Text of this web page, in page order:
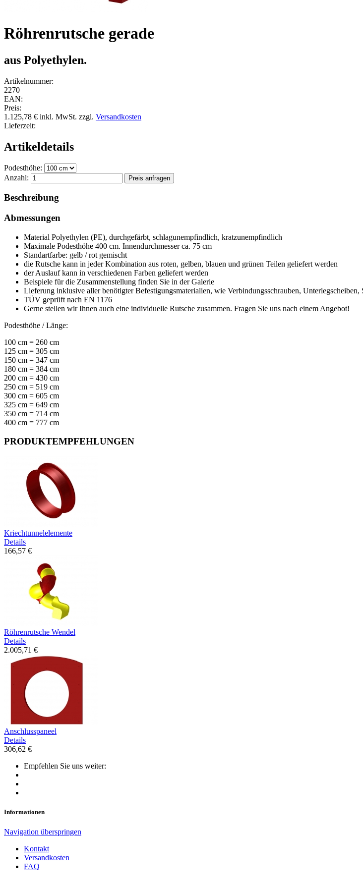
Röhrenrutsche gerade
aus Polyethylen.
Artikelnummer:
2270
EAN:
Preis:
1.125,78 € inkl. MwSt. zzgl. Versandkosten
Lieferzeit:
Artikeldetails
Podesthöhe:
Anzahl:
Beschreibung
Abmessungen
Material Polyethylen (PE), durchgefärbt, schlagunempfindlich, kratzunempfindlich
Maximale Podesthöhe 400 cm. Innendurchmesser ca. 75 cm
Standartfarbe: gelb / rot gemischt
die Rutsche kann in jeder Kombination aus roten, gelben, blauen und grünen Teilen geliefert werden
der Auslauf kann in verschiedenen Farben geliefert werden
Beispiele für die Zusammenstellung finden Sie in der Galerie
Lieferung inklusive aller benötigter Befestigungsmaterialien, wie Verbindungsschrauben,
TÜV geprüft nach EN 1176
Gerne stellen wir Ihnen auch eine individuelle Rutsche zusammen. Fragen Sie uns nach einem Angebot!
Podesthöhe / Länge:
100 cm = 260 cm
125 cm = 305 cm
150 cm = 347 cm
180 cm = 384 cm
200 cm = 430 cm
250 cm = 519 cm
300 cm = 605 cm
325 cm = 649 cm
350 cm = 714 cm
400 cm = 777 cm
PRODUKTEMPFEHLUNGEN
Kriechtunnelelemente
Details
166,57 €
Röhrenrutsche Wendel
Details
2.005,71 €
Anschlusspaneel
Details
306,62 €
Empfehlen Sie uns weiter:
Informationen
Navigation überspringen
Kontakt
Versandkosten
FAQ